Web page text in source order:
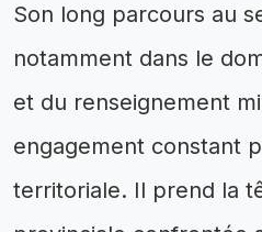
Son long parcours au
notamment dans le
et du renseignement
engagement constant
territoriale. Il prend la